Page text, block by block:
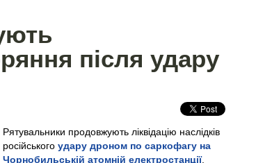
після удару
Рятувальники продовжують ліквідацію наслідків
російського удару дроном по саркофагу на
Чорнобильській атомній електростанції.